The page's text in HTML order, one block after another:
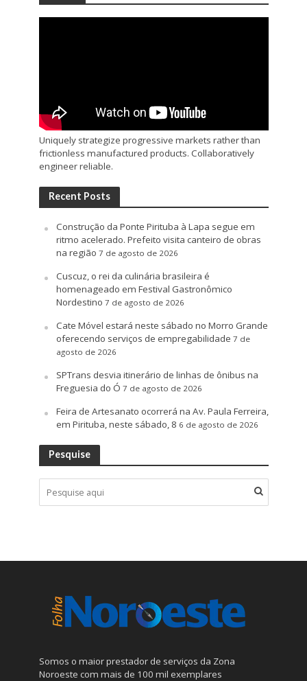
Uniquely strategize progressive markets rather than
frictionless manufactured products. Collaboratively
engineer reliable.
Recent Posts
Construção da Ponte Pirituba à Lapa segue em
ritmo acelerado. Prefeito visita canteiro de obras
na região 7 de agosto de 2026
Cuscuz, o rei da culinária brasileira é
homenageado em Festival Gastronômico
Nordestino 7 de agosto de 2026
Cate Móvel estará neste sábado no Morro Grande
oferecendo serviços de empregabilidade 7 de
agosto de 2026
SPTrans desvia itinerário de linhas de ônibus na
Freguesia do Ó 7 de agosto de 2026
Feira de Artesanato ocorrerá na Av. Paula Ferreira,
em Pirituba, neste sábado, 8 6 de agosto de 2026
Pesquise
Somos o maior prestador de serviços da Zona
Noroeste com mais de 100 mil exemplares